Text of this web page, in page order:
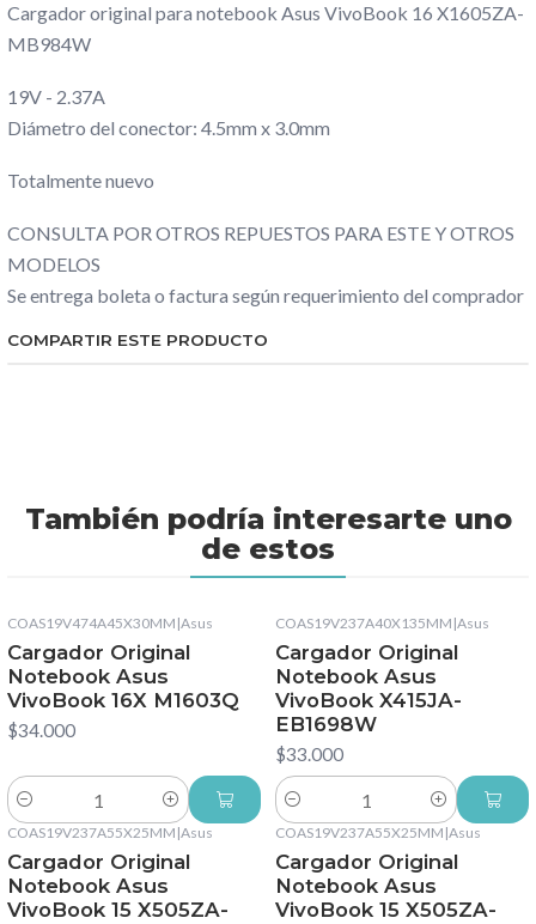
Cargador original para notebook Asus VivoBook 16 X1605ZA-
MB984W
19V - 2.37A
Diámetro del conector: 4.5mm x 3.0mm
Totalmente nuevo
CONSULTA POR OTROS REPUESTOS PARA ESTE Y OTROS
MODELOS
Se entrega boleta o factura según requerimiento del comprador
COMPARTIR ESTE PRODUCTO
También podría interesarte uno
de estos
COAS19V474A45X30MM |Asus
Cargador Original
Notebook Asus
VivoBook 16X M1603Q
$34.000
Cantidad
COAS19V237A40X135MM |Asus
Cargador Original
Notebook Asus
VivoBook X415JA-
EB1698W
$33.000
Cantidad
COAS19V237A55X25MM |Asus
Cargador Original
Notebook Asus
VivoBook 15 X505ZA-
COAS19V237A55X25MM |Asus
Cargador Original
Notebook Asus
VivoBook 15 X505ZA-